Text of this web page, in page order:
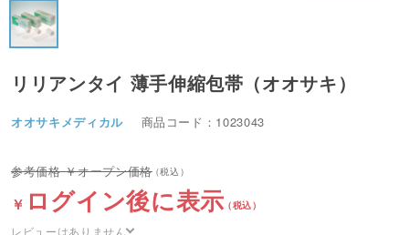
リリアンタイ 薄手伸縮包帯（オオサキ）
オオサキメディカル 商品コード：1023043
オープン価格
ログイン後に表示
レビューはありません